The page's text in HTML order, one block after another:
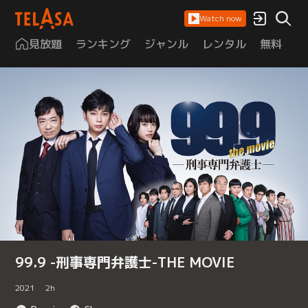
Watch now
見放題 ランキング ジャンル レンタル 無料
99.9 -刑事専門弁護士-THE MOVIE
2021 2h